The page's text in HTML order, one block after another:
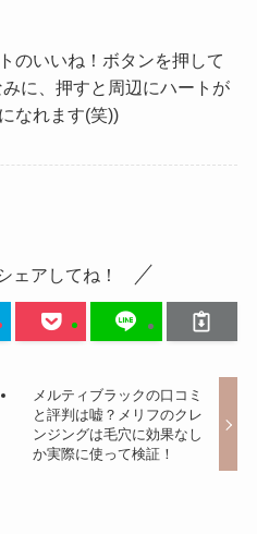
のいいね！ボタンを押して
に、押すと周辺にハートが
なれます(笑))
ェアしてね！
メルティブラックの口コミ
と評判は嘘？メリフのクレ
ンジングは毛穴に効果なし
か実際に使って検証！